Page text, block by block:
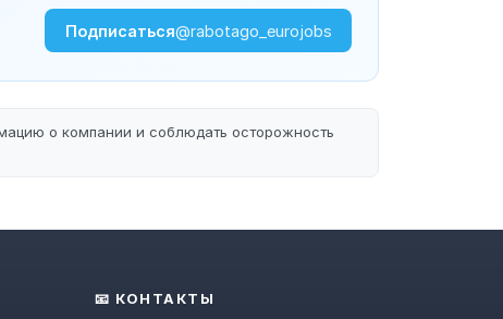
Подписаться@rabotago_eurojobs
о компании и соблюдать осторожность
📧 КОНТАКТЫ